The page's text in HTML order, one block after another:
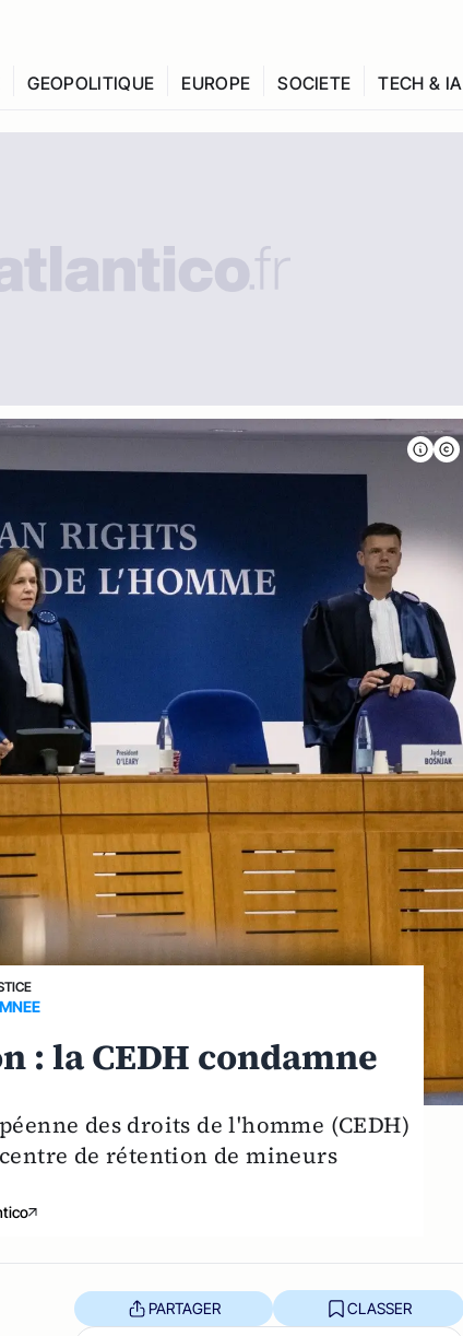
GEOPOLITIQUE EUROPE SOCIETE TECH & IA
: la CEDH condamne
des droits de l'homme (CEDH)
de rétention de mineurs
PARTAGER CLASSER